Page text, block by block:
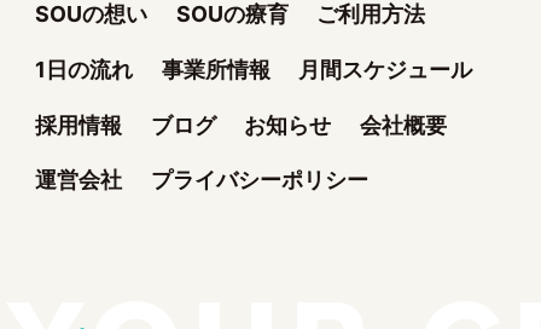
SOUの想い SOUの療育 ご利用方法
1日の流れ 事業所情報 月間スケジュール
採用情報 ブログ お知らせ 会社概要
運営会社 プライバシーポリシー